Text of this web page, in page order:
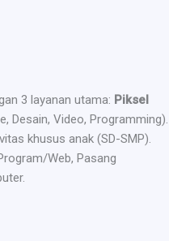
3 layanan utama: Piksel
Desain, Video, Programming).
khusus anak (SD-SMP).
Web, Pasang